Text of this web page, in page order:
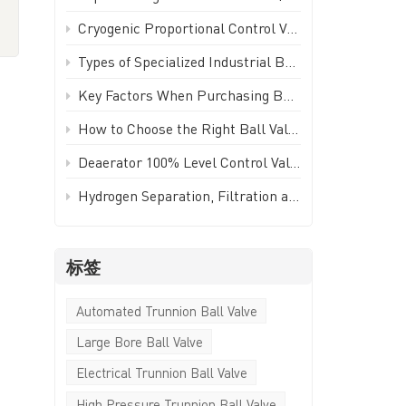
Polski
한국의
Tiếng Việt
Cryogenic Proportional Control Valve | Stainless Steel IP65 PWM Low Temperature Valve - GEKO Valve
Types of Specialized Industrial Ball Valves for Unique Piping Applications | GEKO Valve
Key Factors When Purchasing Ball Valves for Piping Systems | GEKO Valve
How to Choose the Right Ball Valve for Industrial Applications | GEKO Valve
Deaerator 100% Level Control Valve (LCV) - GEKO Valve
Hydrogen Separation, Filtration and Extraction Ball Valve
标签
Automated Trunnion Ball Valve
Large Bore Ball Valve
Electrical Trunnion Ball Valve